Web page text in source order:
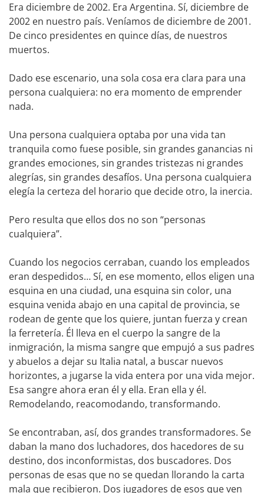
Era diciembre de 2002. Era Argentina. Sí, diciembre de
2002 en nuestro país. Veníamos de diciembre de 2001.
De cinco presidentes en quince días, de nuestros
muertos.
Dado ese escenario, una sola cosa era clara para una
persona cualquiera: no era momento de emprender
nada.
Una persona cualquiera optaba por una vida tan
tranquila como fuese posible, sin grandes ganancias ni
grandes emociones, sin grandes tristezas ni grandes
alegrías, sin grandes desafíos. Una persona cualquiera
elegía la certeza del horario que decide otro, la inercia.
Pero resulta que ellos dos no son “personas
cualquiera”.
Cuando los negocios cerraban, cuando los empleados
eran despedidos… Sí, en ese momento, ellos eligen una
esquina en una ciudad, una esquina sin color, una
esquina venida abajo en una capital de provincia, se
rodean de gente que los quiere, juntan fuerza y crean
la ferretería. Él lleva en el cuerpo la sangre de la
inmigración, la misma sangre que empujó a sus padres
y abuelos a dejar su Italia natal, a buscar nuevos
horizontes, a jugarse la vida entera por una vida mejor.
Esa sangre ahora eran él y ella. Eran ella y él.
Remodelando, reacomodando, transformando.
Se encontraban, así, dos grandes transformadores. Se
daban la mano dos luchadores, dos hacedores de su
destino, dos inconformistas, dos buscadores. Dos
personas de esas que no se quedan llorando la carta
mala que recibieron. Dos jugadores de esos que ven